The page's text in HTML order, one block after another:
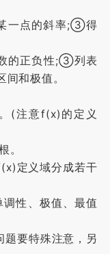
点的斜率;③得
正负性;③列表
和极值。
注意f(x)的定义
定义域分成若干
性、极值、最值
要特殊注意，另